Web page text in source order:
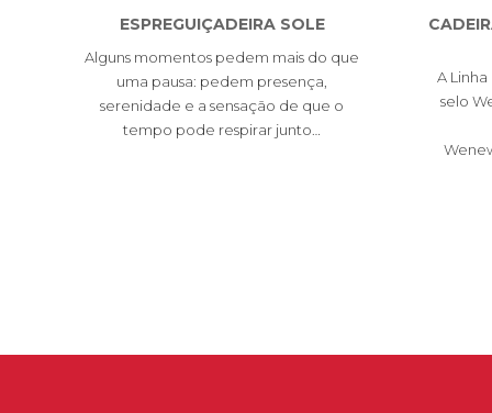
ESPREGUIÇADEIRA SOLE
Alguns momentos pedem mais do que
uma pausa: pedem presença,
serenidade e a sensação de que o
tempo pode respirar junto…
A
selo